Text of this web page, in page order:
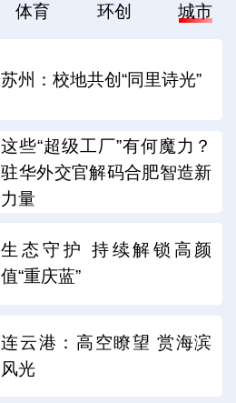
体育 环创 城市
苏州：校地共创“同里诗光”
这些“超级工厂”有何魔力？
驻华外交官解码合肥智造新
力量
生态守护 持续解锁高颜
值“重庆蓝”
连云港：高空瞭望 赏海滨
风光